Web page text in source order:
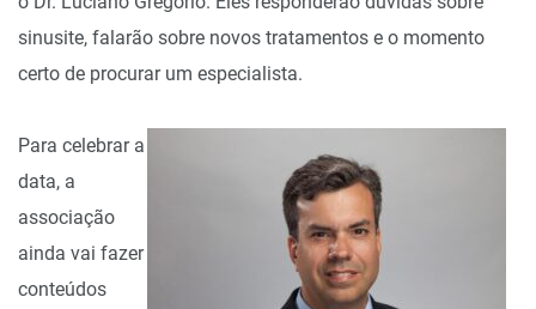
sinusite, falarão sobre novos tratamentos e o momento
certo de procurar um especialista.
Para celebrar a
data, a
associação
ainda vai fazer
conteúdos